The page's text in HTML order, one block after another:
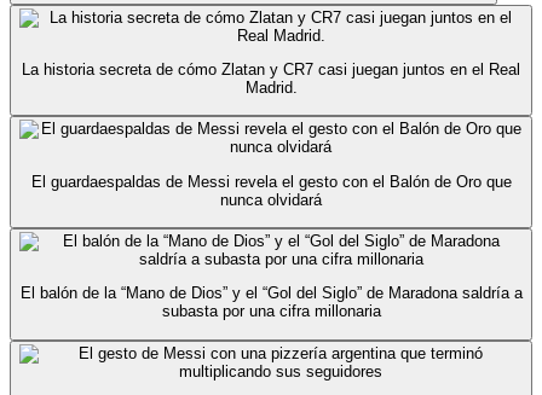
La historia secreta de cómo Zlatan y CR7 casi juegan juntos en el Real
Madrid.
El guardaespaldas de Messi revela el gesto con el Balón de Oro que
nunca olvidará
El balón de la “Mano de Dios” y el “Gol del Siglo” de Maradona saldría a
subasta por una cifra millonaria